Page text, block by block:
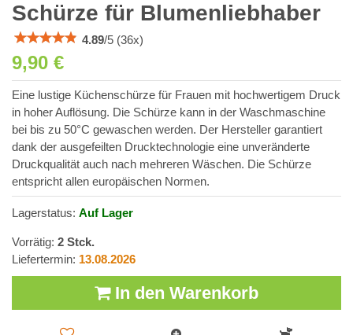
Schürze für Blumenliebhaber
4.89/5 (36x)
9,90 €
Eine lustige Küchenschürze für Frauen mit hochwertigem Druck
in hoher Auflösung. Die Schürze kann in der Waschmaschine
bei bis zu 50°C gewaschen werden. Der Hersteller garantiert
dank der ausgefeilten Drucktechnologie eine unveränderte
Druckqualität auch nach mehreren Wäschen. Die Schürze
entspricht allen europäischen Normen.
Lagerstatus: Auf Lager
Vorrätig: 2 Stck.
Liefertermin: 13.08.2026
In den Warenkorb